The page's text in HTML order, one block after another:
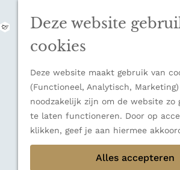
Deze website
cookies
Deze website maakt gebruik van
(Functioneel, Analytisch,
noodzakelijk zijn om de website zo
te laten functioneren. Door op
klikken, geef je aan hiermee
Alles accepteren
M
e
n
u
veelzijdige bestemming
natuur, rust en
Ontdek alle
Sluiten
Thema's
Verborgen parels
Terug
Ons verhaal